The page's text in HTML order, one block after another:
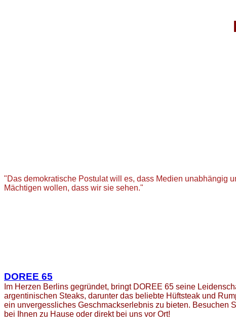
"Das demokratische Postulat will es, dass Medien unabhängig
Mächtigen wollen, dass wir sie sehen."
DOREE 65
Im Herzen Berlins gegründet, bringt DOREE 65 seine
argentinischen Steaks, darunter das beliebte Hüftsteak und
ein unvergessliches Geschmackserlebnis zu bieten. Besuchen
bei Ihnen zu Hause oder direkt bei uns vor Ort!